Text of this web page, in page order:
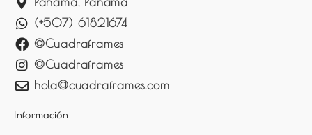
(+507) 61821674
@Cuadraframes
@Cuadraframes
hola@cuadraframes.com
Información